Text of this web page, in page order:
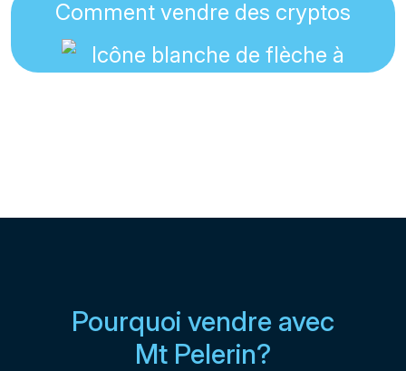
Comment vendre des cryptos
Pourquoi vendre avec
Mt Pelerin?